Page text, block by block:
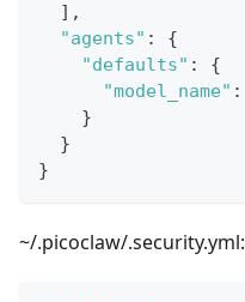
] ,
"agents" :
{
"defaults" :
{
"model_name" :
}
}
}
~/.picoclaw/.security.yml: